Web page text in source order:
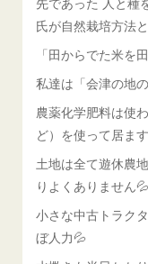
氏が自然栽培方法
「田からでた米を
私達は「会津の地
農薬化学肥料は使
ど）を使って居ます
土地は全て遊休農
りよくありません💦
小さな中古トラク
ぼ人力💦